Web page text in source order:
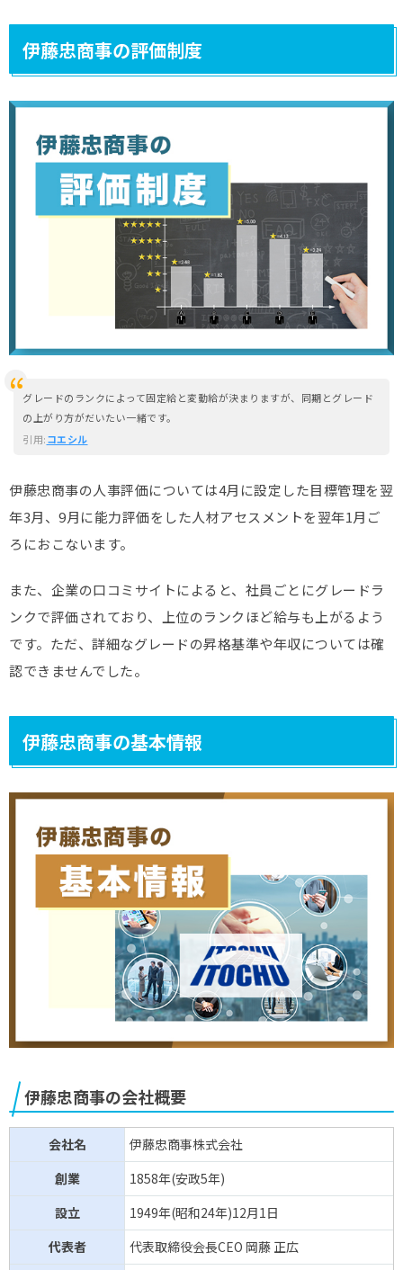
伊藤忠商事の評価制度
グレードのランクによって固定給と変動給が決まりますが、同期とグレード
の上がり方がだいたい一緒です。
引用:コエシル
伊藤忠商事の人事評価については4月に設定した目標管理を翌
年3月、9月に能力評価をした人材アセスメントを翌年1月ご
ろにおこないます。
また、企業の口コミサイトによると、社員ごとにグレードラ
ンクで評価されており、上位のランクほど給与も上がるよう
です。ただ、詳細なグレードの昇格基準や年収については確
認できませんでした。
伊藤忠商事の基本情報
伊藤忠商事の会社概要
会社名
伊藤忠商事株式会社
創業
1858年(安政5年)
設立
1949年(昭和24年)12月1日
代表者
代表取締役会長CEO 岡藤 正広